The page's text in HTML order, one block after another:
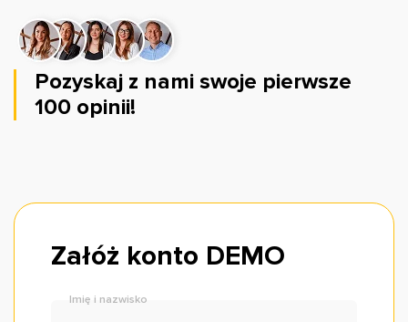
Pozyskaj z nami swoje pierwsze
100 opinii!
Załóż konto DEMO
Imię i nazwisko